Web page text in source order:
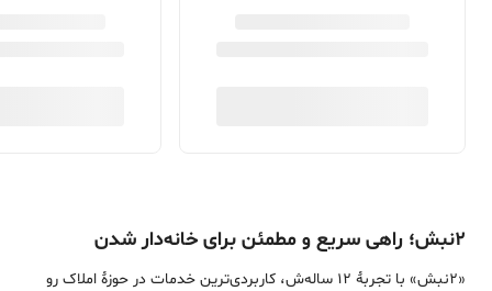
۲نبش؛ راهی سریع و مطمئن برای خانه‌دار شدن
«2نبش» با تجربۀ 12 ساله‌ش، کاربردی‌ترین خدمات در حوزۀ املاک رو